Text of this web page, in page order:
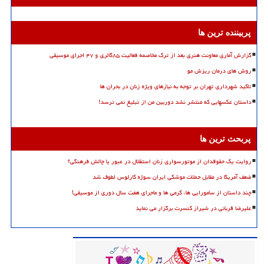
پربیننده ترین ها
گزارش آماری معاونت هنری بعد از ترک مخاصمه فعالیت ۸۵گالری و ۴۷ اجرای موسیقی
روش های درمان ریزش مو
تاکید شهرداری تهران بر توجه به نیازهای ویژه زنان در بحران ها
داستان عکسهایی که منتشر نشد دوربین من از تبلیغ نمی ترسد!
پربحث ترین ها
روایت یک حقوقدان از موتورسواری زنان استقلال در عبور یا چالش فرهنگی؟
ضعف آمریکا در مقابل حملات موشکی ایران سوژه کارلوس لطوف شد
چند داستان از سامورایی ها، گرمی ها و ماجرای هفت سال دوری از موسیقی!
علیرضا قربانی در شیراز کنسرت برگزار می نماید